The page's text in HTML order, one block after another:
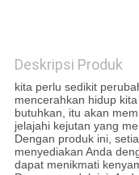
KEBIJAKAN
PRIVASI
Deskripsi Produk
kita perlu sedikit
mencerahkan hidup
butuhkan, itu akan
jelajahi kejutan yang
Dengan produk ini,
menyediakan Anda
dapat menikmati